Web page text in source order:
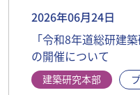
2026年06月24日
「令和8年道総研建
の開催について
建築研究本部